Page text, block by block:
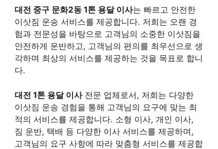
대전 중구 문화2동 1톤 용달 이사는 빠르고 안전한
이삿짐 운송 서비스를 제공합니다. 저희는 오랜 경
험과 전문성을 바탕으로 고객님의 소중한 이삿짐을
안전하게 운반하고, 고객님의 편의를 최우선으로 생
각하며 최상의 서비스를 제공하는 것을 목표로 합니
다.
대전 1톤 용달 이사전문 업체로서, 저희는 다양한
이삿짐 운송 경험을 통해 고객님의 요구에 맞는 최
적의 서비스를 제공합니다. 소형 이사, 개인 이사,
짐 운반, 택배 등 다양한 이사 서비스를 제공하며,
고객님의 요구 사항에 따라 맞춤형 서비스를 제공합